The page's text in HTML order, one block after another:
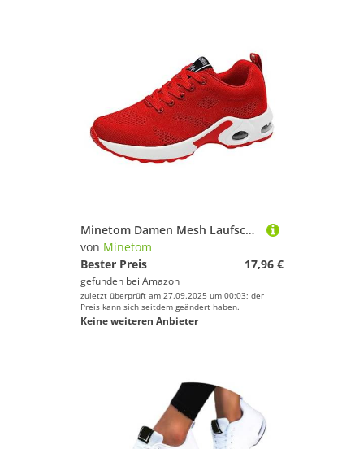
Minetom Damen Mesh Laufschuhe Turnschuhe Sportschuhe Sneaker Running Tennis Schuhe Straßenlaufschuhe Dämpfung Leichtgewichts Atmungsaktiv Walkingschuhe Outdoor Fitness Jogging B1 Rot 41 EU
von Minetom
Bester Preis
17,96 €
gefunden bei Amazon
zuletzt überprüft am 27.09.2025 um 00:03; der
Preis kann sich seitdem geändert haben.
Keine weiteren Anbieter